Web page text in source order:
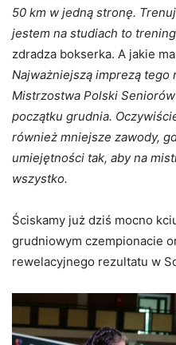
50 km w jedną stronę.
jestem na studiach to
zdradza bokserka. A jakie
Najważniejszą imprezą tego
Mistrzostwa Polski
początku grudnia.
również mniejsze zawody,
umiejętności tak, aby na
wszystko.
Ściskamy już dziś mocno
grudniowym czempionacie
rewelacyjnego rezultatu w